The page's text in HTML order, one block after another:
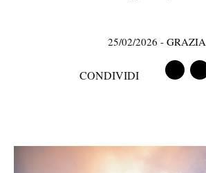
25/02/2026 - GRAZIA
CONDIVIDI